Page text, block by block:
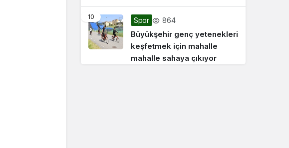
10 Spor 864
Büyükşehir genç yetenekleri
keşfetmek için mahalle
mahalle sahaya çıkıyor